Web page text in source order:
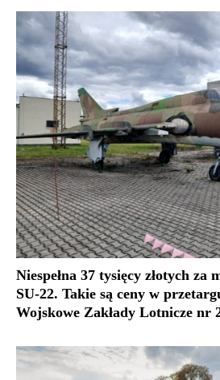
Niespełna 37 tysięcy złotych za
SU-22. Takie są ceny w
Wojskowe Zakłady Lotnicze nr